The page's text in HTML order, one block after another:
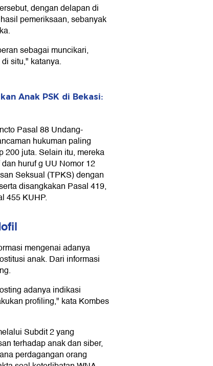
dengan delapan di
pemeriksaan, sebanyak
sebagai muncikari,
situ," katanya.
Anak PSK di Bekasi:
Pasal 88 Undang-
hukuman paling
200 juta. Selain itu, mereka
huruf g UU Nomor 12
Seksual (TPKS) dengan
disangkakan Pasal 419,
455 KUHP.
mengenai adanya
anak. Dari informasi
adanya indikasi
profiling," kata Kombes
Subdit 2 yang
terhadap anak dan siber,
perdagangan orang